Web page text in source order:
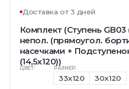
Доставка от 3 дней
Комплект (Ступень GB03
непол. (прямоугол.
насечками +
(14,5x120))
ЦВЕТ: РАЗМЕР:
33x120 30x120